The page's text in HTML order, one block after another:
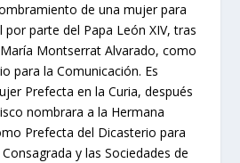
de una mujer para
parte del Papa León XIV, tras
Montserrat Alvarado, como
para la Comunicación. Es
Prefecta en la Curia, después
nombrara a la Hermana
Prefecta del Dicasterio para
y las Sociedades de